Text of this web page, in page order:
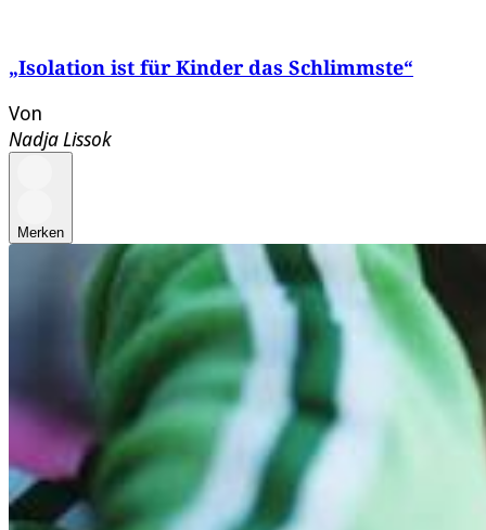
„Isolation ist für Kinder das Schlimmste“
Von
Nadja Lissok
Merken